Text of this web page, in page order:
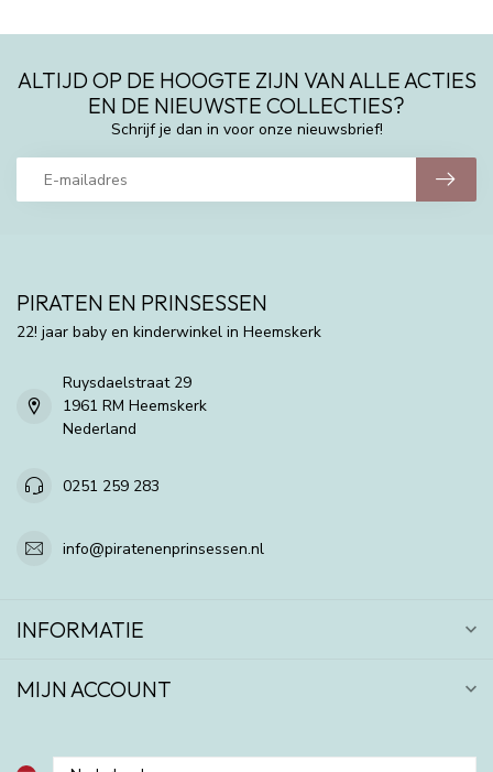
ALTIJD OP DE HOOGTE ZIJN VAN ALLE ACTIES
EN DE NIEUWSTE COLLECTIES?
Schrijf je dan in voor onze nieuwsbrief!
PIRATEN EN PRINSESSEN
22! jaar baby en kinderwinkel in Heemskerk
Ruysdaelstraat 29
1961 RM Heemskerk
Nederland
0251 259 283
info@piratenenprinsessen.nl
INFORMATIE
MIJN ACCOUNT